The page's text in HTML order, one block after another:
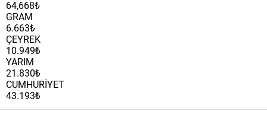
64,668₺
GRAM
6.663₺
ÇEYREK
10.949₺
YARIM
21.830₺
CUMHURİYET
43.193₺